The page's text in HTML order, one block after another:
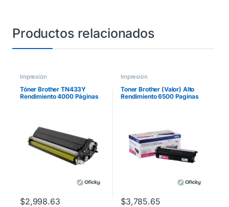
Productos relacionados
Impresión
Tóner Brother TN433Y
Rendimiento 4000 Páginas
$2,998.63
Impresión
Toner Brother (Valor) Alto
Rendimiento 6500 Paginas
$3,785.65